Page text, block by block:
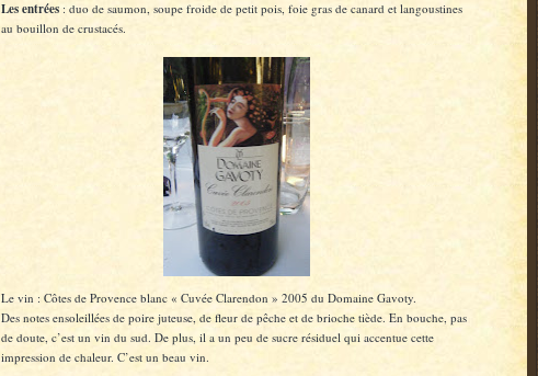
Les entrées : duo de saumon, soupe froide de petit pois, foie gras de canard et langoustines
au bouillon de crustacés.
Le vin : Côtes de Provence blanc « Cuvée Clarendon » 2005 du Domaine Gavoty.
Des notes ensoleillées de poire juteuse, de fleur de pêche et de brioche tiède. En bouche, pas
de doute, c’est un vin du sud. De plus, il a un peu de sucre résiduel qui accentue cette
impression de chaleur. C’est un beau vin.